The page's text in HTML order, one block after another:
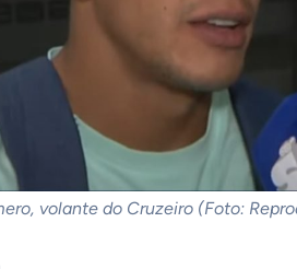
volante do Cruzeiro (Foto: